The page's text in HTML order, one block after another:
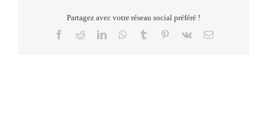
Partagez avec votre réseau social préféré !
Facebook
RedditLinkedInWhatsApp
Tumblr Pinterest
Vk Email